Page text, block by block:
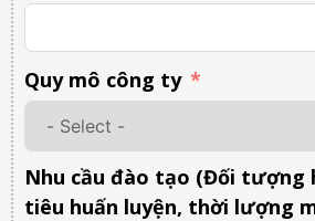
Quy mô công ty
Nhu cầu đào tạo (Đối tượng
tiêu huấn luyện, thời lượng